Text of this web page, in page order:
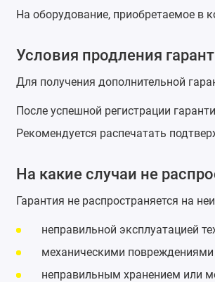
На оборудование, приобретаемое в
Условия продления
Для получения дополнительной
После успешной регистрации
Рекомендуется распечатать
На какие случаи не
Гарантия не распространяется на
неправильной эксплуатацией
механическими повреждениями
неправильным хранением или